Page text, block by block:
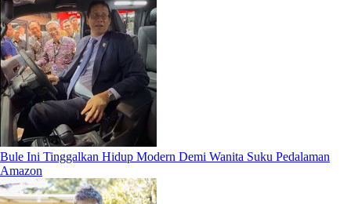
Bule Ini Tinggalkan Hidup Modern Demi Wanita Suku Pedalaman
Amazon